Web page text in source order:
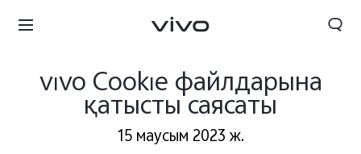
vivo Cookie файлдарына
қатысты саясаты
15 маусым 2023 ж.